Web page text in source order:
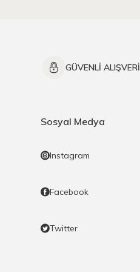
GÜVENLİ
Sosyal Medya
Instagram
Facebook
Twitter